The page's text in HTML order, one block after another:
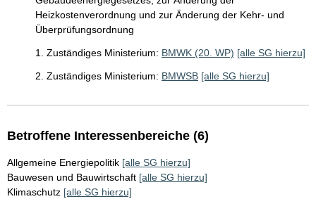
Heizkostenverordnung und zur Änderung der Kehr- und
Überprüfungsordnung
1. Zuständiges Ministerium: BMWK (20. WP) [alle SG hierzu]
2. Zuständiges Ministerium: BMWSB [alle SG hierzu]
Betroffene Interessenbereiche (6)
Allgemeine Energiepolitik [alle SG hierzu]
Bauwesen und Bauwirtschaft [alle SG hierzu]
Klimaschutz [alle SG hierzu]